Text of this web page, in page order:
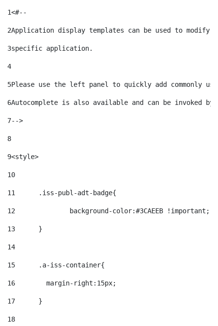
1<#--
2Application display templates can be used to
3specific application.
4
5Please use the left panel to quickly add commonly
6Autocomplete is also available and can be invoked
7-->
8
9<style>
10
11
	.iss-publ-adt-badge{
12
		background-color:#3CAEEB !important;
13
	}
14
15
	.a-iss-container{
16
	  margin-right:15px;
17
	}
18